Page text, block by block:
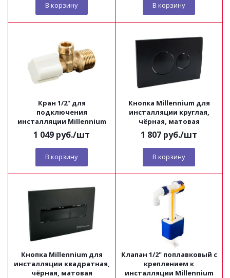
В корзину В корзину
Кран 1/2" для
подключения
инсталляции Millennium
1 049 руб./шт
В корзину
Кнопка Millennium для
инсталляции круглая,
чёрная, матовая
1 807 руб./шт
В корзину
Кнопка Millennium для
инсталляции квадратная,
чёрная, матовая
Клапан 1/2" поплавковый с
креплением к
инсталляции Millennium